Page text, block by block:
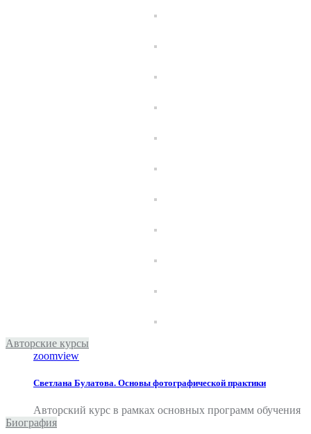
Авторские курсы
zoomview
Светлана Булатова. Основы фотографической практики
Авторский курс в рамках основных программ обучения
Биография